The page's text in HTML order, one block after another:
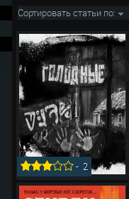
Сортировать статьи по:
-2